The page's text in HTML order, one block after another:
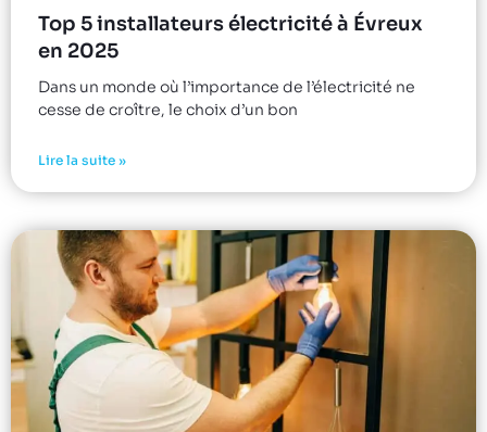
Top 5 installateurs électricité à Évreux
en 2025
Dans un monde où l’importance de l’électricité ne
cesse de croître, le choix d’un bon
Lire la suite »